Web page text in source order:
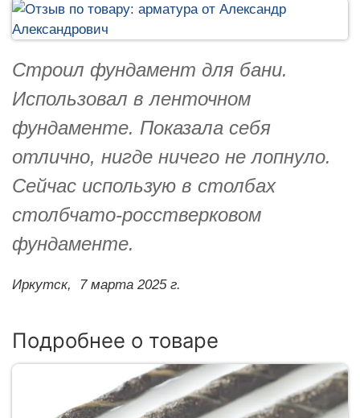
Строил фундамент для бани.
Использовал в ленточном
фундаменте. Показала себя
отлично, нигде ничего не лопнуло.
Сейчас использую в столбах
столбчато-росстверковом
фундаменте.
Иркутск, 7 марта 2025 г.
Подробнее о товаре